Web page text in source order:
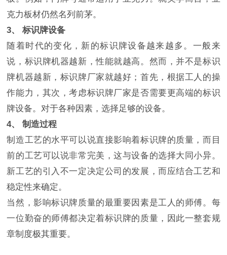
克力板材仍然名列前茅。
3、 标识牌设备
随着时代的变化，新的标识牌设备越来越多。一般来
说，标识牌机器越新，性能就越高。然而，并不是标识
牌机器越新，标识牌厂家就越好；首先，根据工人的操
作能力，其次，考虑标识牌厂家是否需要更高端的标识
牌设备。对于各种因素，选择足够的设备。
4、 制造过程
制造工艺的水平可以说直接影响着标识牌的质量，而目
前的工艺可以说非常完美，这与设备的选择大同小异。
新工艺的引入不一定决定公司的发展，而应结合工艺和
稳定性来确定。
当然，影响标识牌质量的最重要因素是工人的师傅。每
一位勤奋的师傅都决定着标识牌的质量，因此一整套规
章制度极其重要。